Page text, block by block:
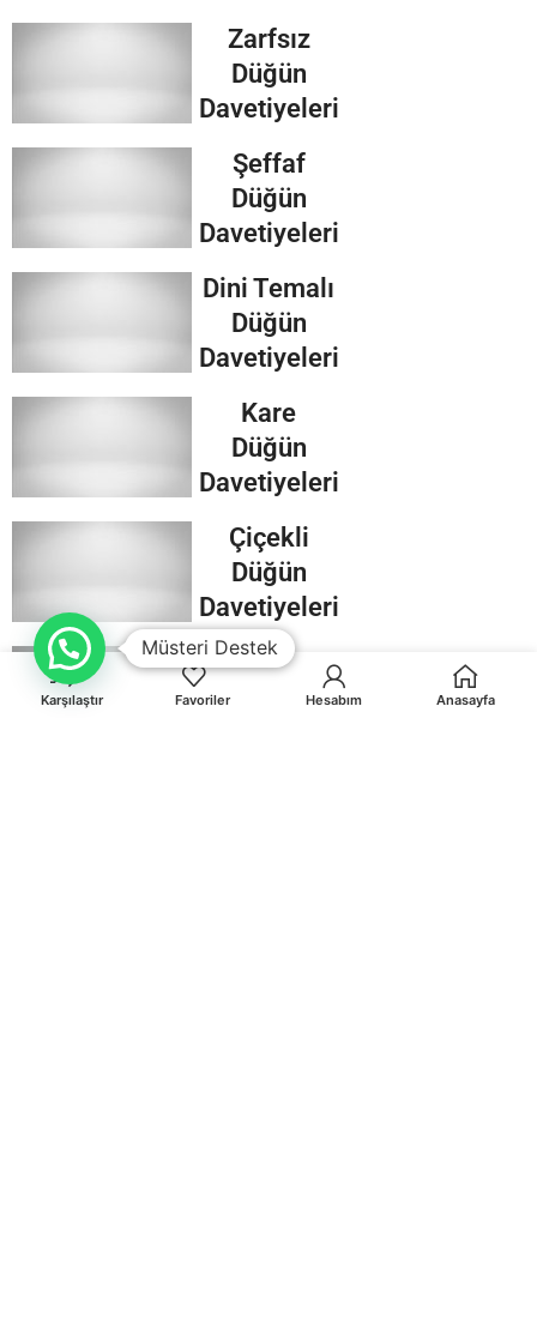
Zarfsız
Düğün
Davetiyeleri
Şeffaf
Düğün
Davetiyeleri
Dini Temalı
Düğün
Davetiyeleri
Kare
Düğün
Davetiyeleri
Çiçekli
Düğün
Davetiyeleri
Davetiye
Zarfları
Karşılaştır Favoriler Hesabım Anasayfa
Müsteri Destek